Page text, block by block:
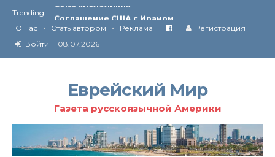
Trending :
Соглашение США с Ираном
Технология Революции в Иране
О нас • Стать автором • Реклама
Регистрация
Войти
08.07.2026
Еврейский Мир
Газета русскоязычной Америки